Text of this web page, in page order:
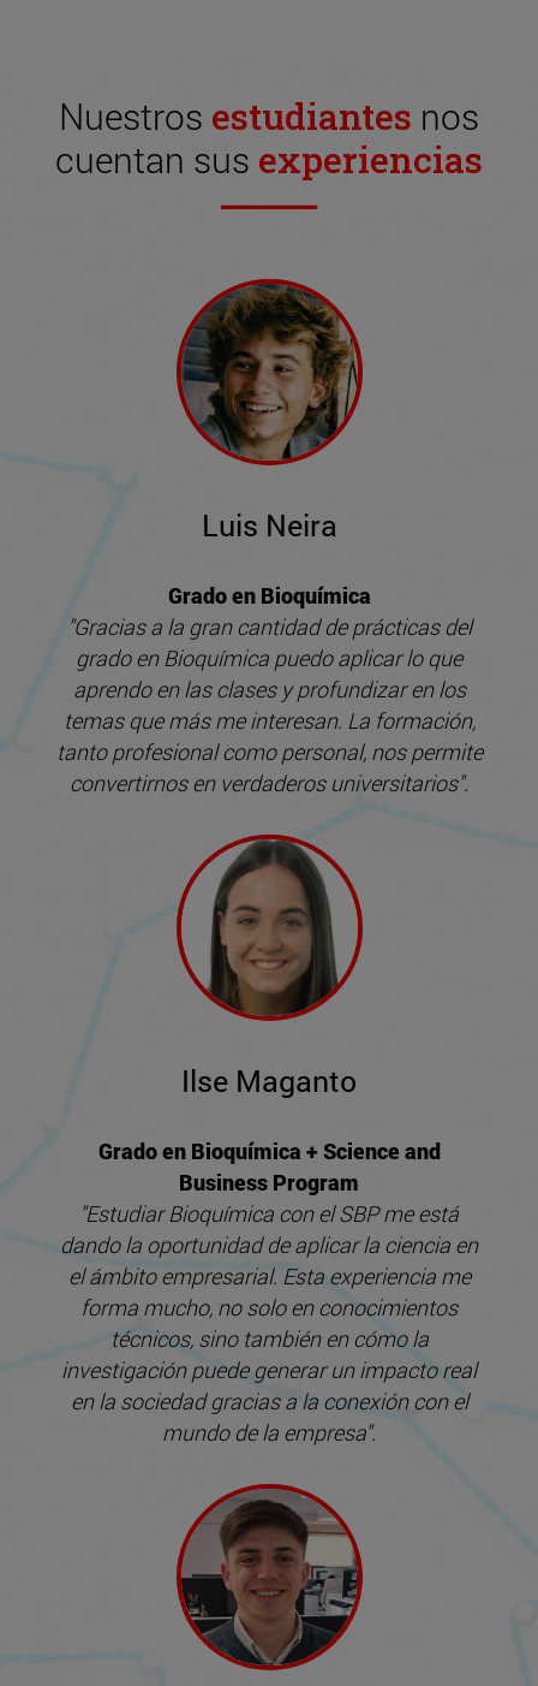
Nuestros estudiantes nos
cuentan sus experiencias
Luis Neira
Grado en Bioquímica
"Gracias a la gran cantidad de prácticas del
grado en Bioquímica puedo aplicar lo que
aprendo en las clases y profundizar en los
temas que más me interesan. La formación,
tanto profesional como personal, nos permite
convertirnos en verdaderos universitarios".
Ilse Maganto
Grado en Bioquímica + Science and
Business Program
"Estudiar Bioquímica con el SBP me está
dando la oportunidad de aplicar la ciencia en
el ámbito empresarial. Esta experiencia me
forma mucho, no solo en conocimientos
técnicos, sino también en cómo la
investigación puede generar un impacto real
en la sociedad gracias a la conexión con el
mundo de la empresa".